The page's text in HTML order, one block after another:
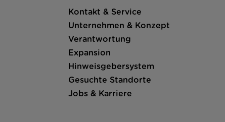
Kontakt & Service
Unternehmen & Konzept
Verantwortung
Expansion
Hinweisgebersystem
Gesuchte Standorte
Jobs & Karriere